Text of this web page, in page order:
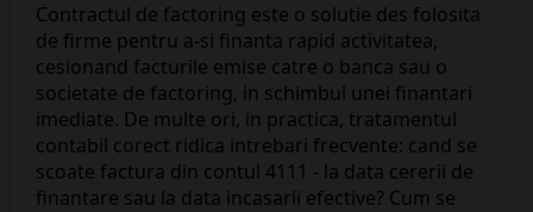
Contractul de factoring este o solutie des folosita
de firme pentru a-si finanta rapid activitatea,
cesionand facturile emise catre o banca sau o
societate de factoring, in schimbul unei finantari
imediate. De multe ori, in practica, tratamentul
contabil corect ridica intrebari frecvente: cand se
scoate factura din contul 4111 - la data cererii de
finantare sau la data incasarii efective? Cum se